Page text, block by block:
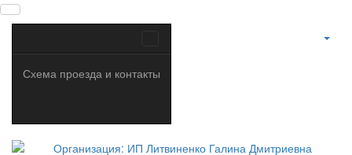
Схема проезда и контакты